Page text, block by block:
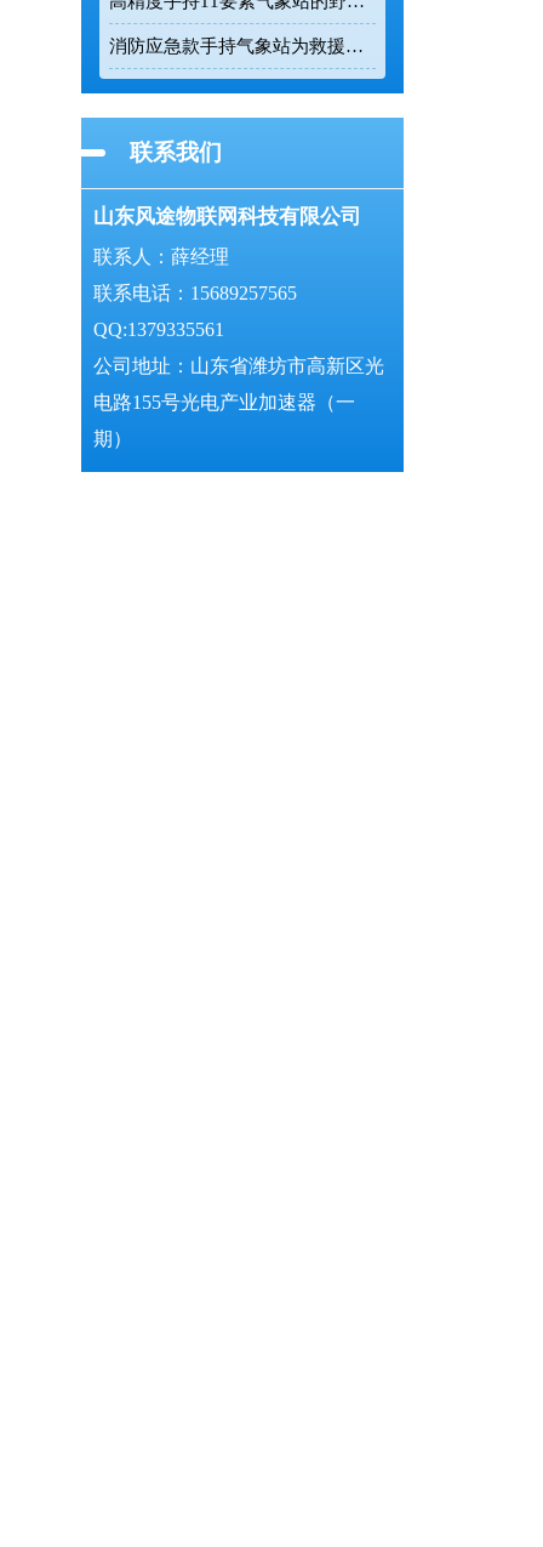
消防应急款手持气象站为救援现场提供精准环境数据
联系我们
山东风途物联网科技有限公司
联系人：薛经理
联系电话：15689257565
QQ:1379335561
公司地址：山东省潍坊市高新区光
电路155号光电产业加速器（一
期）